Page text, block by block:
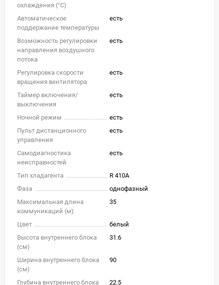
охлаждения (°C)
Автоматическое
поддержание температуры
есть
Возможность регулировки
направления воздушного
потока
есть
Регулировка скорости
вращения вентилятора
есть
Таймер включения/
выключения
есть
Ночной режим
есть
Пульт дистанционного
управления
есть
Самодиагностика
неисправностей
есть
Тип хладагента
R 410A
Фаза
однофазный
Максимальная длина
коммуникаций (м)
35
Цвет
белый
Высота внутреннего блока
(см)
31.6
Ширина внутреннего блока
(см)
90
Глубина внутреннего блока
22.5